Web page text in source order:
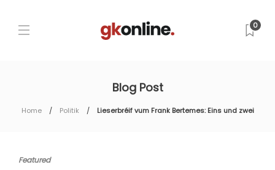
0
Blog Post
Home Politik Lieserbréif vum Frank Bertemes: Eins und zwei
Featured